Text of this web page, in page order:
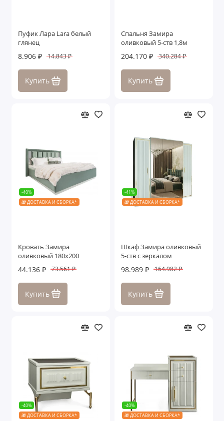
Пуфик Лара Lara белый
глянец
8.906 ₽ 14.843 ₽
Купить
Спальня Замира
оливковый 5-ств 1,8м
204.170 ₽ 340.284 ₽
Купить
-40%
🎁 ДОСТАВКА И СБОРКА*
Кровать Замира
оливковый 180x200
44.136 ₽ 73.561 ₽
Купить
-41%
🎁 ДОСТАВКА И СБОРКА*
Шкаф Замира оливковый
5-ств с зеркалом
98.989 ₽ 164.982 ₽
Купить
-40%
🎁 ДОСТАВКА И СБОРКА*
-40%
🎁 ДОСТАВКА И СБОРКА*